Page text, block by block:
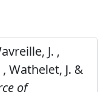
J. ,
Wathelet, J. &
of